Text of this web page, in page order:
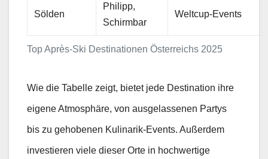
Top Après-Ski Destinationen Österreichs 2025
Sölden
Philipp,
Schirmbar
Weltcup-Events
Wie die Tabelle zeigt, bietet jede Destination ihre
eigene Atmosphäre, von ausgelassenen Partys
bis zu gehobenen Kulinarik-Events. Außerdem
investieren viele dieser Orte in hochwertige